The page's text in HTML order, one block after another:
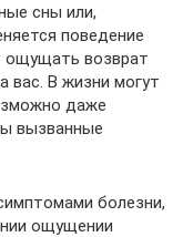
сны или,
поведение
возврат
вас. В жизни могут
даже
вызванные
болезни,
ощущении